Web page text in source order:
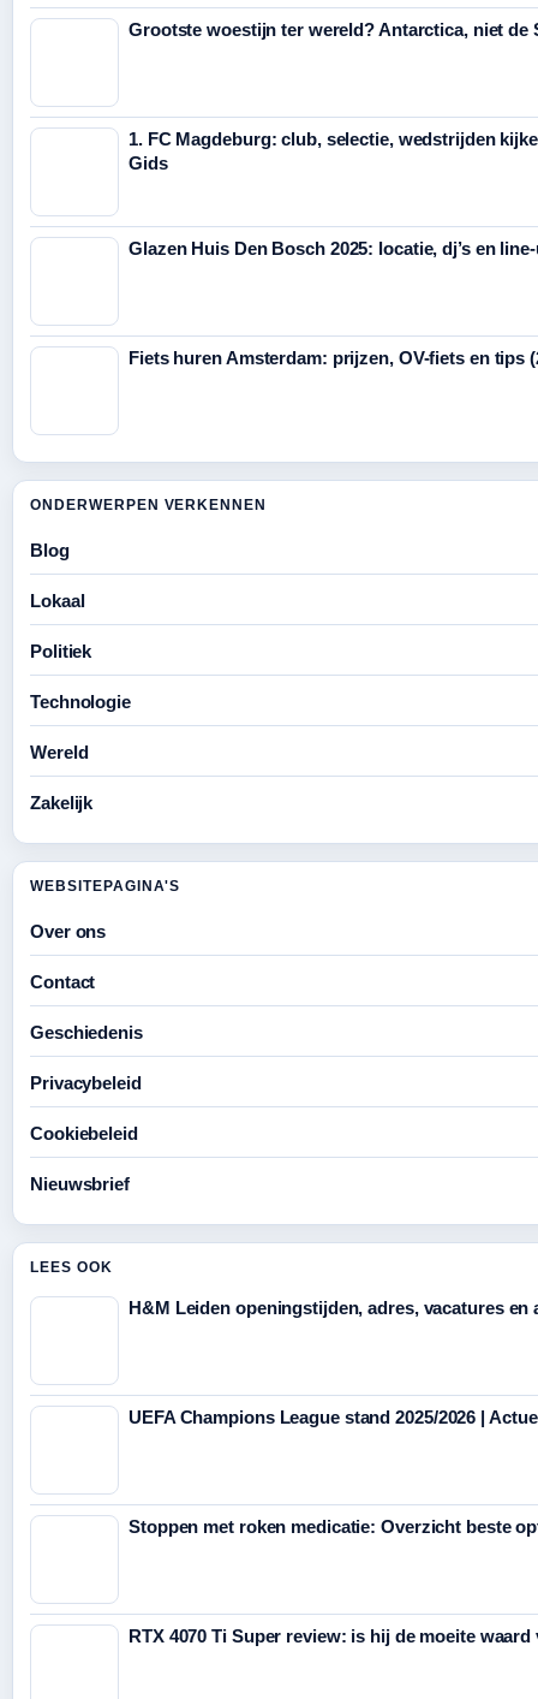
Grootste woestijn ter wereld? Antarctica, niet de
1. FC Magdeburg: club, selectie, wedstrijden
Gids
Glazen Huis Den Bosch 2025: locatie, dj’s en
Fiets huren Amsterdam: prijzen, OV-fiets en tips
ONDERWERPEN VERKENNEN
Blog
Lokaal
Politiek
Technologie
Wereld
Zakelijk
WEBSITEPAGINA'S
Over ons
Contact
Geschiedenis
Privacybeleid
Cookiebeleid
Nieuwsbrief
LEES OOK
H&M Leiden openingstijden, adres, vacatures en
UEFA Champions League stand 2025/2026 |
Stoppen met roken medicatie: Overzicht beste
RTX 4070 Ti Super review: is hij de moeite